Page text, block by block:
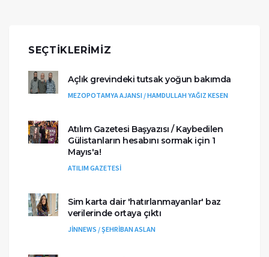
SEÇTIKLERIMIZ
Açlık grevindeki tutsak yoğun bakımda
MEZOPOTAMYA AJANSI / HAMDULLAH YAĞIZ KESEN
Atılım Gazetesi Başyazısı / Kaybedilen
Gülistanların hesabını sormak için 1
Mayıs'a!
ATILIM GAZETESİ
Sim karta dair 'hatırlanmayanlar' baz
verilerinde ortaya çıktı
JİNNEWS / ŞEHRİBAN ASLAN